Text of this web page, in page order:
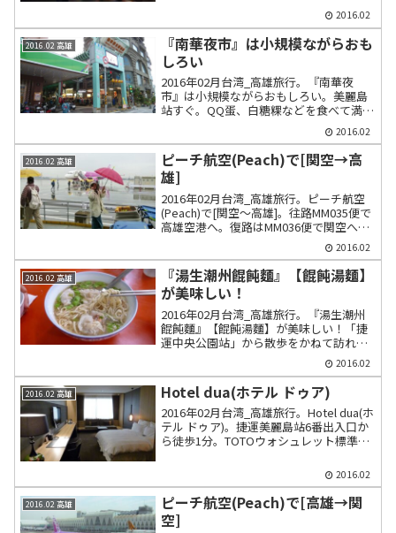
ンを買う。高捷少女(たかめ少女)の小穹
(シャオチョン)がいたるところに。
2016.02
2016.02 高雄
『南華夜市』は小規模ながらおも
しろい
2016年02月台湾_高雄旅行。『南華夜
市』は小規模ながらおもしろい。美麗島
站すぐ。QQ蛋、白糖粿などを食べて満
2016.02
2016.02 高雄
ピーチ航空(Peach)で[関空→高
雄]
2016年02月台湾_高雄旅行。ピーチ航空
(Peach)で[関空～高雄]。往路MM035便で
高雄空港へ。復路はMM036便で関空へ。
入国カードの書き方。無料Wi-FiのiTaiwan
2016.02
2016.02 高雄
『湯生潮州餛飩麵』【餛飩湯麵】
が美味しい！
2016年02月台湾_高雄旅行。『湯生潮州
餛飩麵』【餛飩湯麵】が美味しい！「捷
運中央公園站」から散歩をかねて訪れ
た。餛飩湯麵はエビワンタンメンでエビ
より肉がメインという印象。周辺の店で
沙琪瑪や鳳梨酥や米麻糬を購入。
2016.02
2016.02 高雄 Hotel dua(ホテル ドゥア)
2016年02月台湾_高雄旅行。Hotel dua(ホ
テル ドゥア)。捷運美麗島站6番出入口か
ら徒歩1分。TOTOウォシュレット標準装
ランテラス席は夜景がきれいで気持ち良
い。朝食ビュッフェは贅沢で美味しい
2016.02
2016.02 高雄
ピーチ航空(Peach)で[高雄→関
空]